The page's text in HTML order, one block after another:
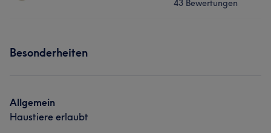
43 Bewertungen
Was unsere Kunden über Zanna sagen
Besonderheiten
Allgemein
Haustiere erlaubt